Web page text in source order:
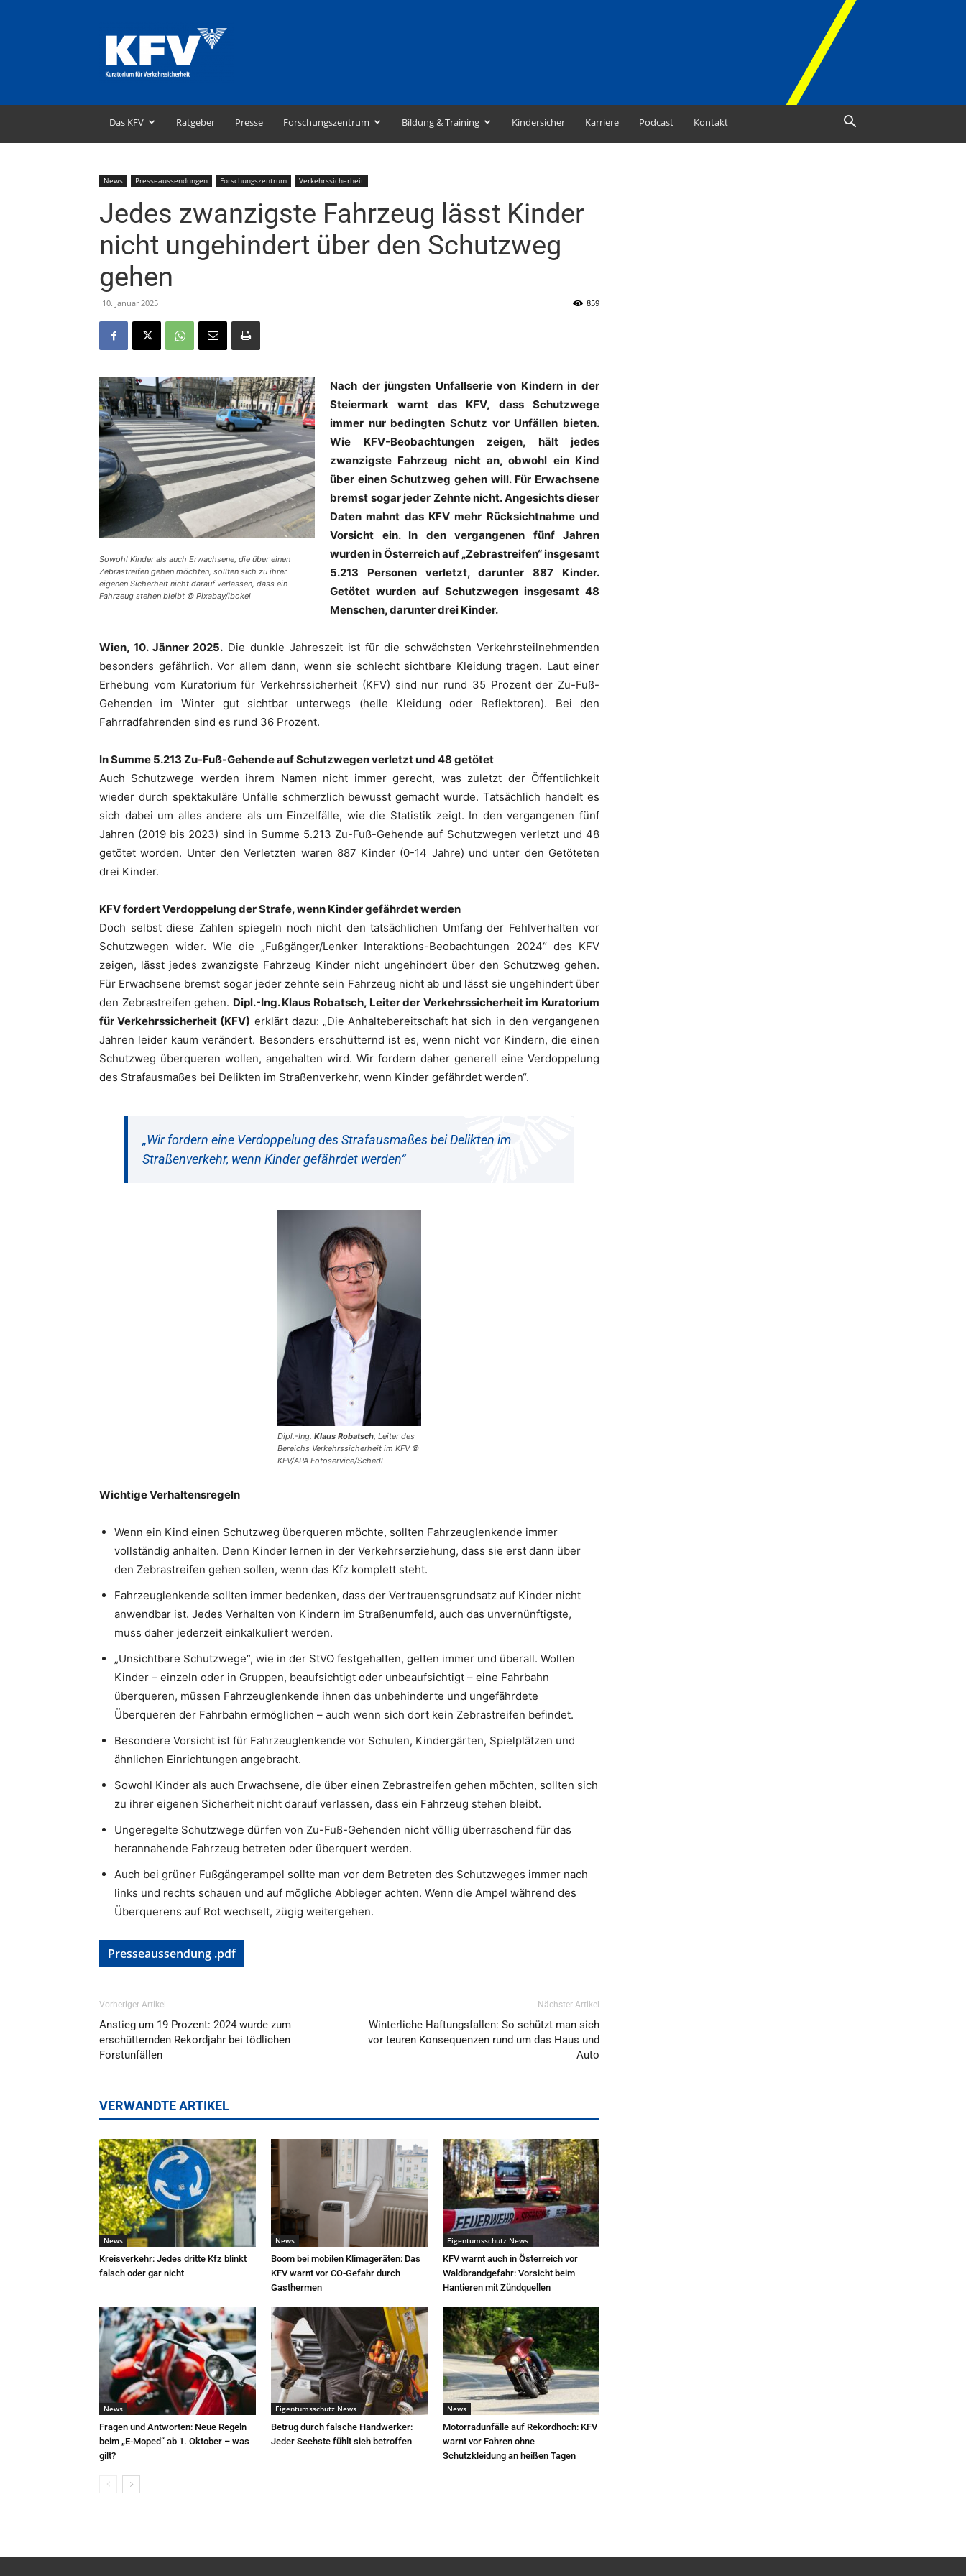
–
Kuratorium
für
Das KFV Ratgeber Presse Forschungszentrum Bildung & Training Kindersicher Karriere Podcast Kontakt
News Presseaussendungen Forschungszentrum Verkehrssicherheit
Jedes zwanzigste Fahrzeug lässt Kinder
nicht ungehindert über den Schutzweg
gehen
10. Januar 2025 859
Sowohl Kinder als auch Erwachsene, die über einen
Zebrastreifen gehen möchten, sollten sich zu ihrer
eigenen Sicherheit nicht darauf verlassen, dass ein
Fahrzeug stehen bleibt © Pixabay/ibokel
Nach der jüngsten Unfallserie von Kindern in der
Steiermark warnt das KFV, dass Schutzwege
immer nur bedingten Schutz vor Unfällen bieten.
Wie KFV-Beobachtungen zeigen, hält jedes
zwanzigste Fahrzeug nicht an, obwohl ein Kind
über einen Schutzweg gehen will. Für Erwachsene
bremst sogar jeder Zehnte nicht. Angesichts dieser
Daten mahnt das KFV mehr Rücksichtnahme und
Vorsicht ein. In den vergangenen fünf Jahren
wurden in Österreich auf „Zebrastreifen“ insgesamt
5.213 Personen verletzt, darunter 887 Kinder.
Getötet wurden auf Schutzwegen insgesamt 48
Menschen, darunter drei Kinder.
Wien, 10. Jänner 2025. Die dunkle Jahreszeit ist für die schwächsten Verkehrsteilnehmenden
besonders gefährlich. Vor allem dann, wenn sie schlecht sichtbare Kleidung tragen. Laut einer
Erhebung vom Kuratorium für Verkehrssicherheit (KFV) sind nur rund 35 Prozent der Zu-Fuß-
Gehenden im Winter gut sichtbar unterwegs (helle Kleidung oder Reflektoren). Bei den
Fahrradfahrenden sind es rund 36 Prozent.
In Summe 5.213 Zu-Fuß-Gehende auf Schutzwegen verletzt und 48 getötet
Auch Schutzwege werden ihrem Namen nicht immer gerecht, was zuletzt der Öffentlichkeit
wieder durch spektakuläre Unfälle schmerzlich bewusst gemacht wurde. Tatsächlich handelt es
sich dabei um alles andere als um Einzelfälle, wie die Statistik zeigt. In den vergangenen fünf
Jahren (2019 bis 2023) sind in Summe 5.213 Zu-Fuß-Gehende auf Schutzwegen verletzt und 48
getötet worden. Unter den Verletzten waren 887 Kinder (0-14 Jahre) und unter den Getöteten
drei Kinder.
KFV fordert Verdoppelung der Strafe, wenn Kinder gefährdet werden
Doch selbst diese Zahlen spiegeln noch nicht den tatsächlichen Umfang der Fehlverhalten vor
Schutzwegen wider. Wie die „Fußgänger/Lenker Interaktions-Beobachtungen 2024“ des KFV
zeigen, lässt jedes zwanzigste Fahrzeug Kinder nicht ungehindert über den Schutzweg gehen.
Für Erwachsene bremst sogar jeder zehnte sein Fahrzeug nicht ab und lässt sie ungehindert über
den Zebrastreifen gehen. Dipl.-Ing. Klaus Robatsch, Leiter der Verkehrssicherheit im Kuratorium
für Verkehrssicherheit (KFV) erklärt dazu: „Die Anhaltebereitschaft hat sich in den vergangenen
Jahren leider kaum verändert. Besonders erschütternd ist es, wenn nicht vor Kindern, die einen
Schutzweg überqueren wollen, angehalten wird. Wir fordern daher generell eine Verdoppelung
des Strafausmaßes bei Delikten im Straßenverkehr, wenn Kinder gefährdet werden“.
„Wir fordern eine Verdoppelung des Strafausmaßes bei Delikten im
Straßenverkehr, wenn Kinder gefährdet werden“
Dipl.-Ing. Klaus Robatsch, Leiter des
Bereichs Verkehrssicherheit im KFV ©
KFV/APA Fotoservice/Schedl
Wichtige Verhaltensregeln
Wenn ein Kind einen Schutzweg überqueren möchte, sollten Fahrzeuglenkende immer
vollständig anhalten. Denn Kinder lernen in der Verkehrserziehung, dass sie erst dann über
den Zebrastreifen gehen sollen, wenn das Kfz komplett steht.
Fahrzeuglenkende sollten immer bedenken, dass der Vertrauensgrundsatz auf Kinder nicht
anwendbar ist. Jedes Verhalten von Kindern im Straßenumfeld, auch das unvernünftigste,
muss daher jederzeit einkalkuliert werden.
„Unsichtbare Schutzwege“, wie in der StVO festgehalten, gelten immer und überall. Wollen
Kinder – einzeln oder in Gruppen, beaufsichtigt oder unbeaufsichtigt – eine Fahrbahn
überqueren, müssen Fahrzeuglenkende ihnen das unbehinderte und ungefährdete
Überqueren der Fahrbahn ermöglichen – auch wenn sich dort kein Zebrastreifen befindet.
Besondere Vorsicht ist für Fahrzeuglenkende vor Schulen, Kindergärten, Spielplätzen und
ähnlichen Einrichtungen angebracht.
Sowohl Kinder als auch Erwachsene, die über einen Zebrastreifen gehen möchten, sollten sich
zu ihrer eigenen Sicherheit nicht darauf verlassen, dass ein Fahrzeug stehen bleibt.
Ungeregelte Schutzwege dürfen von Zu-Fuß-Gehenden nicht völlig überraschend für das
herannahende Fahrzeug betreten oder überquert werden.
Auch bei grüner Fußgängerampel sollte man vor dem Betreten des Schutzweges immer nach
links und rechts schauen und auf mögliche Abbieger achten. Wenn die Ampel während des
Überquerens auf Rot wechselt, zügig weitergehen.
Presseaussendung .pdf
Vorheriger Artikel
Anstieg um 19 Prozent: 2024 wurde zum
erschütternden Rekordjahr bei tödlichen
Forstunfällen
Nächster Artikel
Winterliche Haftungsfallen: So schützt man sich
vor teuren Konsequenzen rund um das Haus und
Auto
VERWANDTE ARTIKEL
News
Kreisverkehr: Jedes dritte Kfz blinkt
falsch oder gar nicht
News
Boom bei mobilen Klimageräten: Das
KFV warnt vor CO-Gefahr durch
Gasthermen
Eigentumsschutz News
KFV warnt auch in Österreich vor
Waldbrandgefahr: Vorsicht beim
Hantieren mit Zündquellen
News
Fragen und Antworten: Neue Regeln
beim „E-Moped“ ab 1. Oktober – was
gilt?
Eigentumsschutz News
Betrug durch falsche Handwerker:
Jeder Sechste fühlt sich betroffen
News
Motorradunfälle auf Rekordhoch: KFV
warnt vor Fahren ohne
Schutzkleidung an heißen Tagen